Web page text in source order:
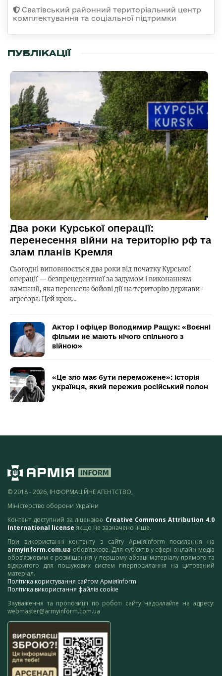
Сватівський районний територіальний центр
комплектування та соціальної підтримки
ПУБЛІКАЦІЇ
Два роки Курської операції:
перенесення війни на територію рф та
злам планів Кремля
Сьогодні виповнюється два роки від початку Курської
операції — безпрецедентної за задумом і виконанням
кампанії, яка перенесла бойові дії на територію держави-
агресора. Цей крок…
Актор і офіцер Володимир Ращук: «Воєнні
фільми не мають нічого спільного з
війною»
«Це зло має бути переможене»: історія
українця, який пережив російський полон
© 2018 - 2026, ІНФОРМАЦІЙНЕ АГЕНТСТВО,
Міністерство оборони України
Контент доступний за ліцензією Creative Commons Attribution 4.0
International license якщо не зазначено інше.
При використанні контенту з сайту АрміяInform посилання на
armyinform.com.ua обов’язкове. Для суб’єктів у сфері онлайн-медіа
обов’язковим є розміщення у першому абзаці матеріалу прямого та
відкритого для пошукових систем гіперпосилання на цитований
матеріал.
Політика користування сайтом АрміяInform
Політика використання файлів cookie
Зауваження та пропозиції по роботі сайту надсилайте на адресу:
webmaster@armyinform.com.ua